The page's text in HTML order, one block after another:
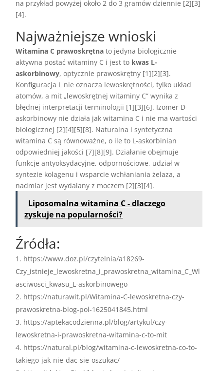
na przykład powyżej około 2 do 3 gramów dziennie [2][3]
[4].
Najważniejsze wnioski
Witamina C prawoskrętna to jedyna biologicznie
aktywna postać witaminy C i jest to kwas L-
askorbinowy, optycznie prawoskrętny [1][2][3].
Konfiguracja L nie oznacza lewoskrętności, tylko układ
atomów, a mit „lewoskrętnej witaminy C” wynika z
błędnej interpretacji terminologii [1][3][6]. Izomer D-
askorbinowy nie działa jak witamina C i nie ma wartości
biologicznej [2][4][5][8]. Naturalna i syntetyczna
witamina C są równoważne, o ile to L-askorbinian
odpowiedniej jakości [7][8][9]. Działanie obejmuje
funkcje antyoksydacyjne, odpornościowe, udział w
syntezie kolagenu i wsparcie wchłaniania żelaza, a
nadmiar jest wydalany z moczem [2][3][4].
Liposomalna witamina C - dlaczego
zyskuje na popularności?
Źródła:
https://www.doz.pl/czytelnia/a18269-
Czy_istnieje_lewoskretna_i_prawoskretna_witamina_C_Wl
asciwosci_kwasu_L-askorbinowego
https://naturawit.pl/Witamina-C-lewoskretna-czy-
prawoskretna-blog-pol-1625041845.html
https://aptekacodzienna.pl/blog/artykul/czy-
lewoskretna-i-prawoskretna-witamina-c-to-mit
https://natural.pl/blog/witamina-c-lewoskretna-co-to-
takiego-jak-nie-dac-sie-oszukac/